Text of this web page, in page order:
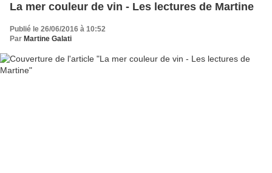
La mer couleur de vin - Les lectures de Martine
Publié le 26/06/2016 à 10:52
Par Martine Galati